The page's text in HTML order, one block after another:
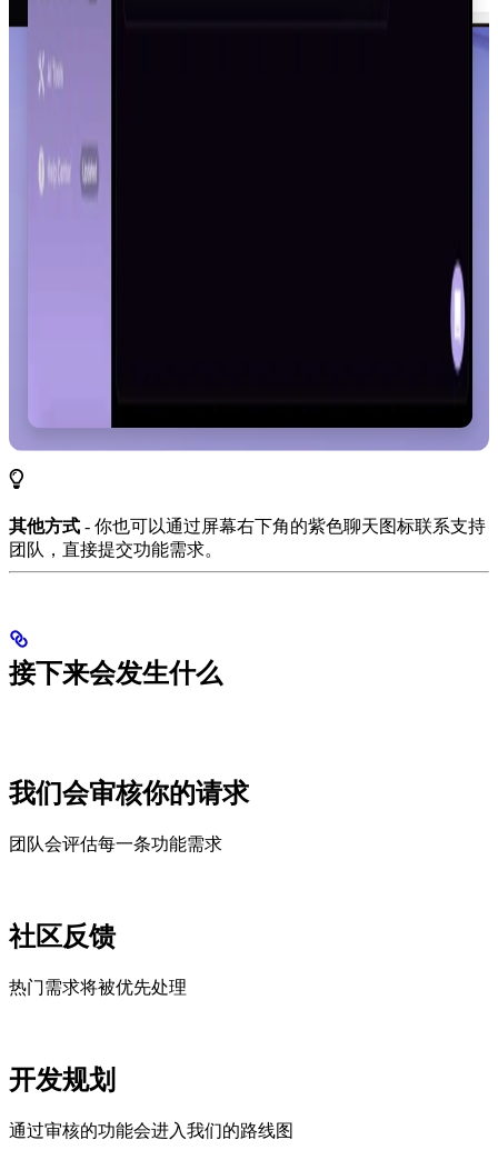
其他方式 - 你也可以通过屏幕右下角的紫色聊天图标联系支持
团队，直接提交功能需求。
接下来会发生什么
我们会审核你的请求
团队会评估每一条功能需求
社区反馈
热门需求将被优先处理
开发规划
通过审核的功能会进入我们的路线图